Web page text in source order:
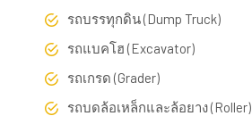
รถบรรทุกดิน (Dump Truck)
รถแบคโฮ (Excavator)
รถเกรด (Grader)
รถบดล้อเหล็กและล้อยาง (Roller)